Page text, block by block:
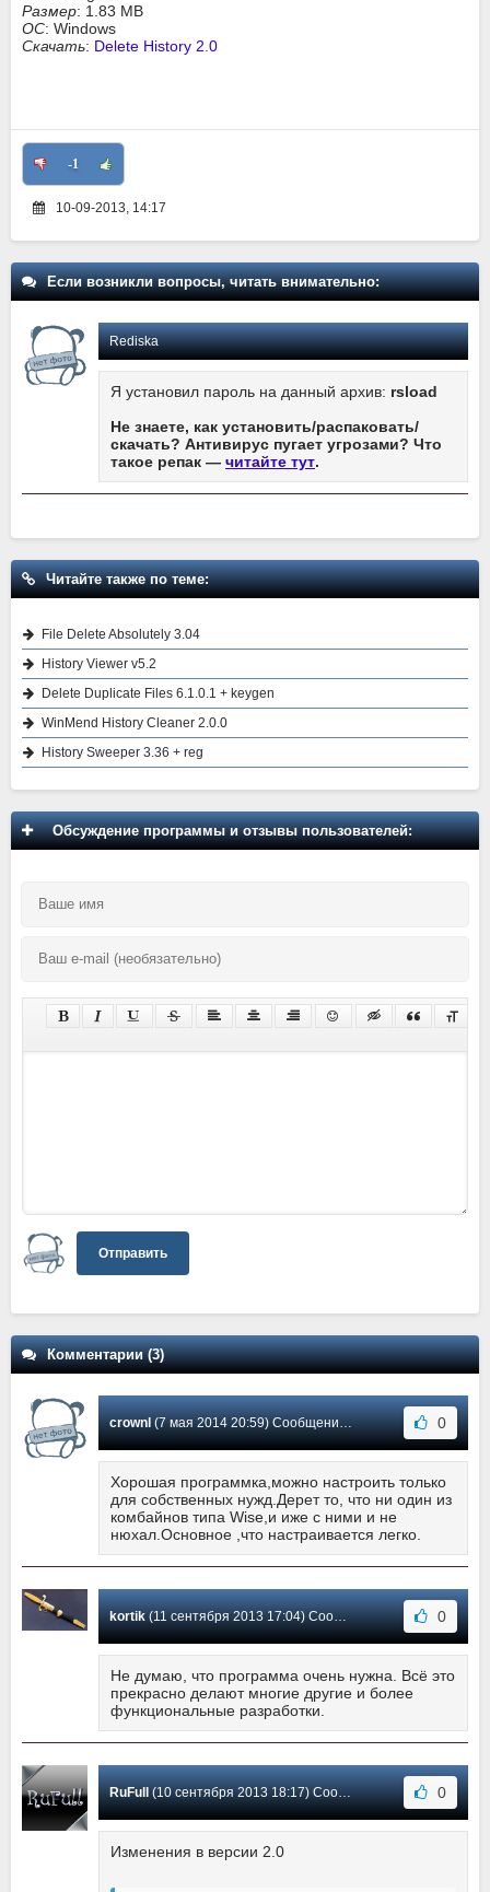
Размер: 1.83 MB
ОС: Windows
Скачать: Delete History 2.0
-1
10-09-2013, 14:17
Если возникли вопросы, читать внимательно:
Rediska
Я установил пароль на данный архив: rsload
Не знаете, как установить/распаковать/
скачать? Антивирус пугает угрозами? Что
такое репак — читайте тут.
Читайте также по теме:
File Delete Absolutely 3.04
History Viewer v5.2
Delete Duplicate Files 6.1.0.1 + keygen
WinMend History Cleaner 2.0.0
History Sweeper 3.36 + reg
Обсуждение программы и отзывы пользователей:
Отправить
Комментарии (3)
crownl(7 мая 2014 20:59) Сообщение #3 0
Хорошая программка,можно настроить только
для собственных нужд.Дерет то, что ни один из
комбайнов типа Wise,и иже с ними и не
нюхал.Основное ,что настраивается легко.
kortik(11 сентября 2013 17:04) Сообщение #2 0
Не думаю, что программа очень нужна. Всё это
прекрасно делают многие другие и более
функциональные разработки.
RuFull(10 сентября 2013 18:17) Сообщение #1 0
Изменения в версии 2.0